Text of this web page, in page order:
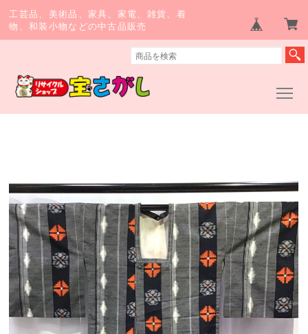
工芸品、美術品、家具、家電、雑貨、着
物、和装小物などの中古品販売